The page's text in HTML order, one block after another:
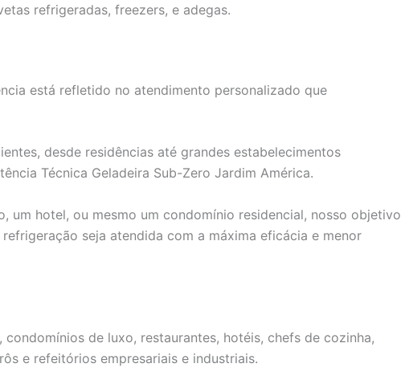
refrigeradas, freezers, e adegas.
está refletido no atendimento personalizado que
desde residências até grandes estabelecimentos
Técnica Geladeira Sub-Zero Jardim América.
um hotel, ou mesmo um condomínio residencial, nosso objetivo
seja atendida com a máxima eficácia e menor
condomínios de luxo, restaurantes, hotéis, chefs de cozinha,
e refeitórios empresariais e industriais.